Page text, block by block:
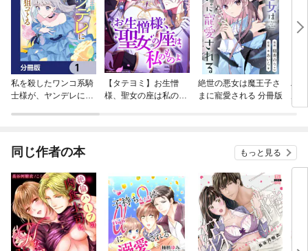
私を殺したワンコ系騎
士様が、ヤンデレにジ
【タテヨミ】お生憎
様、聖女の座は私のも
絶世の悪女は魔王子さ
まに寵愛される 分冊版
ハ
す。
同じ作者の本 もっと見る